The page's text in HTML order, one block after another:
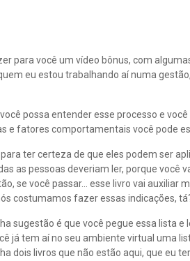
para você um vídeo bônus, com
eu estou trabalhando aí numa
possa entender esse processo e
e fatores comportamentais você pode
ter certeza de que eles podem ser
as pessoas deveriam ler, porque você
se você passar… esse livro vai auxiliar
costumamos fazer essas indicações,
sugestão é que você pegue essa lista
já tem aí no seu ambiente virtual uma
dois livros que não estão aqui, que eu